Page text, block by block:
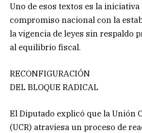
Uno de esos textos es la
compromiso nacional con la
la vigencia de leyes sin respaldo
al equilibrio fiscal.
RECONFIGURACIÓN
DEL BLOQUE RADICAL
El Diputado explicó que la Unión
(UCR) atraviesa un proceso de